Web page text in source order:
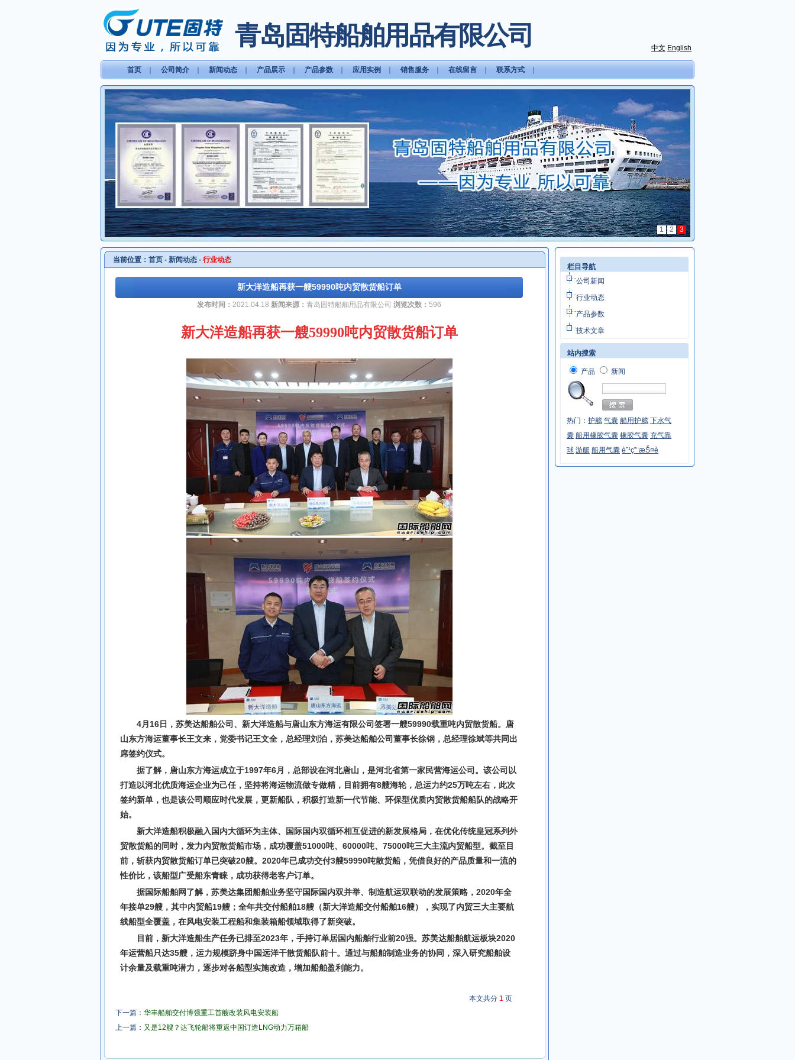
青岛固特船舶用品有限公司 中文 English
首页 公司简介 新闻动态 产品展示 产品参数 应用实例 销售服务 在线留言 联系方式
1 2 3
当前位置： 首页 - 新闻动态 - 行业动态
新大洋造船再获一艘59990吨内贸散货船订单
发布时间： 2021.04.18 新闻来源： 青岛固特船舶用品有限公司 浏览次数： 596
新大洋造船再获一艘59990吨内贸散货船订单
4月16日，苏美达船舶公司、新大洋造船与唐山东方海运有限公司签署一艘59990载重吨内贸散货船。唐
山东方海运董事长王文来，党委书记王文全，总经理刘泊，苏美达船舶公司董事长徐钢，总经理徐斌等共同出
席签约仪式。
据了解，唐山东方海运成立于1997年6月，总部设在河北唐山，是河北省第一家民营海运公司。该公司以
打造以河北优质海运企业为己任，坚持将海运物流做专做精，目前拥有8艘海轮，总运力约25万吨左右，此次
签约新单，也是该公司顺应时代发展，更新船队，积极打造新一代节能、环保型优质内贸散货船船队的战略开
始。
新大洋造船积极融入国内大循环为主体、国际国内双循环相互促进的新发展格局，在优化传统皇冠系列外
贸散货船的同时，发力内贸散货船市场，成功覆盖51000吨、60000吨、75000吨三大主流内贸船型。截至目
前，斩获内贸散货船订单已突破20艘。2020年已成功交付3艘59990吨散货船，凭借良好的产品质量和一流的
性价比，该船型广受船东青睐，成功获得老客户订单。
据国际船舶网了解，苏美达集团船舶业务坚守国际国内双并举、制造航运双联动的发展策略，2020年全
年接单29艘，其中内贸船19艘；全年共交付船舶18艘（新大洋造船交付船舶16艘），实现了内贸三大主要航
线船型全覆盖，在风电安装工程船和集装箱船领域取得了新突破。
目前，新大洋造船生产任务已排至2023年，手持订单居国内船舶行业前20强。苏美达船舶航运板块2020
年运营船只达35艘，运力规模跻身中国远洋干散货船队前十。通过与船舶制造业务的协同，深入研究船舶设
计余量及载重吨潜力，逐步对各船型实施改造，增加船舶盈利能力。
本文共分 1 页
下一篇： 华丰船舶交付博强重工首艘改装风电安装船
上一篇： 又是12艘？达飞轮船将重返中国订造LNG动力万箱船
栏目导航
公司新闻
行业动态
产品参数
技术文章
站内搜索
产品 新闻
热门： 护舷 气囊 船用护舷 下水气
囊 船用橡胶气囊 橡胶气囊 充气靠
球 游艇 船用气囊 èˆ¹ç”¨æŠ¤è